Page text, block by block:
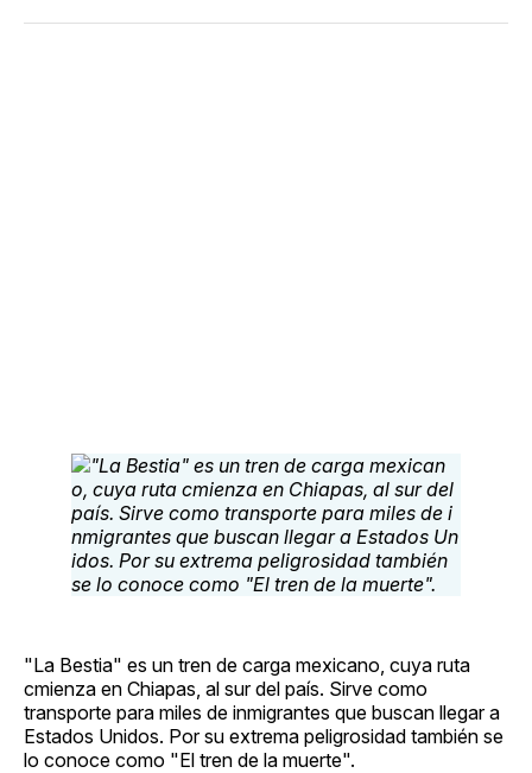
"La Bestia" es un tren de carga mexicano, cuya ruta
cmienza en Chiapas, al sur del país. Sirve como
transporte para miles de inmigrantes que buscan llegar a
Estados Unidos. Por su extrema peligrosidad también se
lo conoce como "El tren de la muerte".